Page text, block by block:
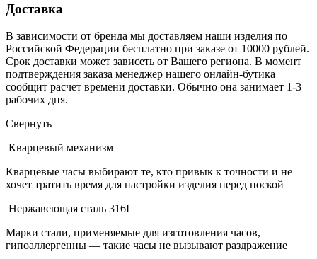
Доставка
В зависимости от бренда мы доставляем наши изделия по
Российской Федерации бесплатно при заказе от 10000 рублей.
Срок доставки может зависеть от Вашего региона. В момент
подтверждения заказа менеджер нашего онлайн-бутика
сообщит расчет времени доставки. Обычно она занимает 1-3
рабочих дня.
Свернуть
Кварцевый механизм
Кварцевые часы выбирают те, кто привык к точности и не
хочет тратить время для настройки изделия перед ноской
Нержавеющая сталь 316L
Марки стали, применяемые для изготовления часов,
гипоаллергенны — такие часы не вызывают раздражение